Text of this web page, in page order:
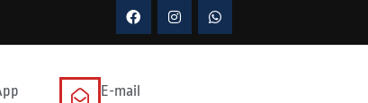
E-mail